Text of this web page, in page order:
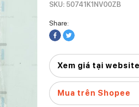
SKU: 50741K1NV00ZB
Share:
Xem giá tại
Mua trên Shopee